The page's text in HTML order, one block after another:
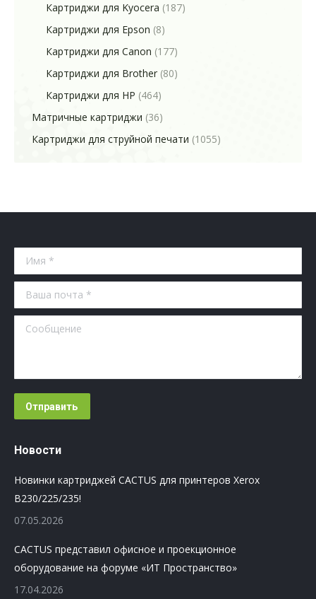
Картриджи для Kyocera (187)
Картриджи для Epson (8)
Картриджи для Canon (177)
Картриджи для Brother (80)
Картриджи для HP (464)
Матричные картриджи (36)
Картриджи для струйной печати (1055)
Имя *
Ваша почта *
Сообщение
Отправить
Новости
Новинки картриджей CACTUS для принтеров Xerox
B230/225/235!
07.05.2026
CACTUS представил офисное и проекционное
оборудование на форуме «ИТ Пространство»
17.04.2026